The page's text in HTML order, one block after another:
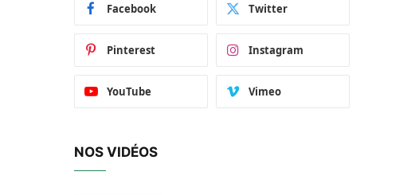
Facebook Twitter
Pinterest Instagram
YouTube Vimeo
NOS VIDÉOS